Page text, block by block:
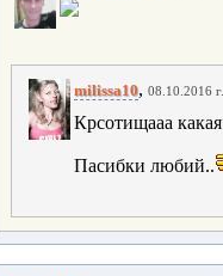
milissa10, 08.10.2016
Крсотищааа
Пасибки любий..